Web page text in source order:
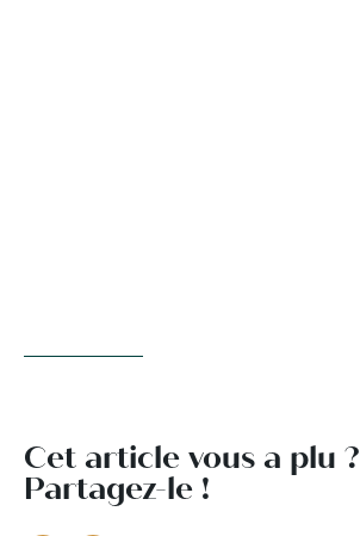
Cet article vous a plu ?
Partagez-le !